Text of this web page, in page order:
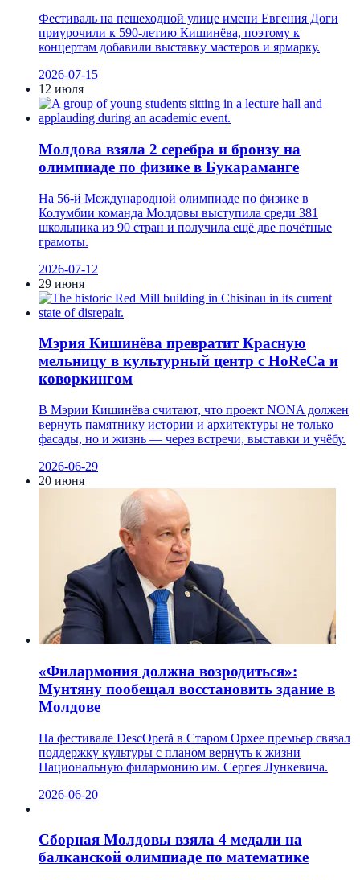
Фестиваль на пешеходной улице имени Евгения Доги
приурочили к 590-летию Кишинёва, поэтому к
концертам добавили выставку мастеров и ярмарку.
2026-07-15
12 июля
Молдова взяла 2 серебра и бронзу на
олимпиаде по физике в Букараманге
На 56-й Международной олимпиаде по физике в
Колумбии команда Молдовы выступила среди 381
школьника из 90 стран и получила ещё две почётные
грамоты.
2026-07-12
29 июня
Мэрия Кишинёва превратит Красную
мельницу в культурный центр с HoReCa и
коворкингом
В Мэрии Кишинёва считают, что проект NONA должен
вернуть памятнику истории и архитектуры не только
фасады, но и жизнь — через встречи, выставки и учёбу.
2026-06-29
20 июня
«Филармония должна возродиться»:
Мунтяну пообещал восстановить здание в
Молдове
На фестивале DescOperă в Старом Орхее премьер связал
поддержку культуры с планом вернуть к жизни
Национальную филармонию им. Сергея Лункевича.
2026-06-20
Сборная Молдовы взяла 4 медали на
балканской олимпиаде по математике